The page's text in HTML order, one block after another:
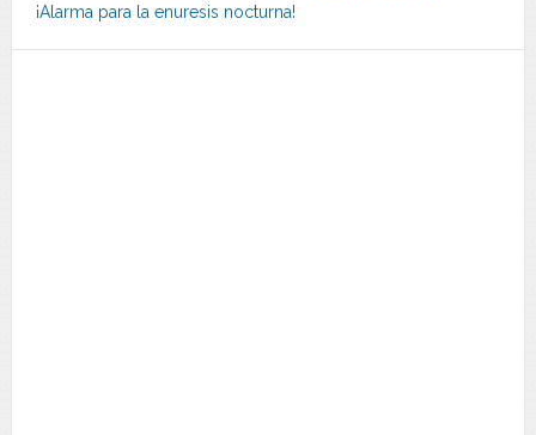
¡Alarma para la enuresis nocturna!